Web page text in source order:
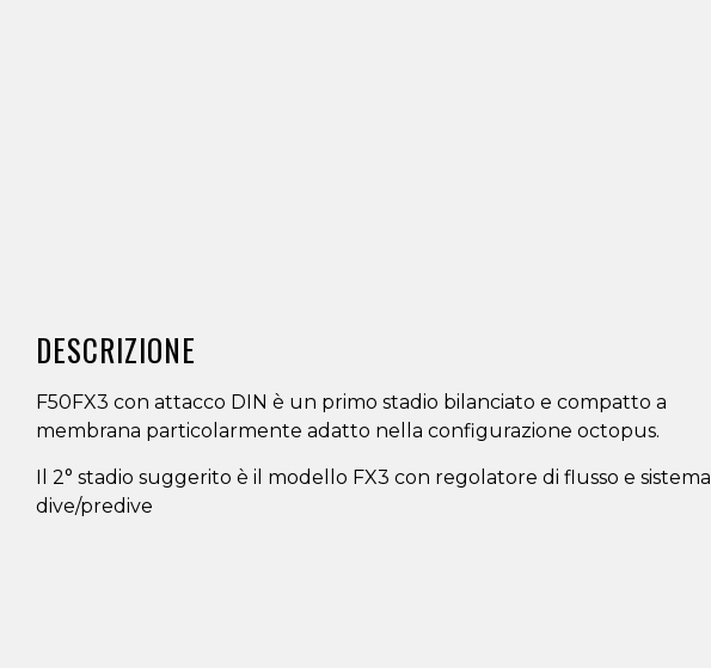
DESCRIZIONE
F50FX3 con attacco DIN è un primo stadio bilanciato e compatto a
membrana particolarmente adatto nella configurazione octopus.
Il 2° stadio suggerito è il modello FX3 con regolatore di flusso e sistema
dive/predive